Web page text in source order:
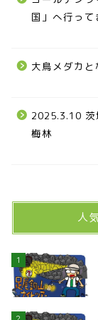
国」へ行って
大鳥メダカ
2025.3.10 茨
梅林
人
1